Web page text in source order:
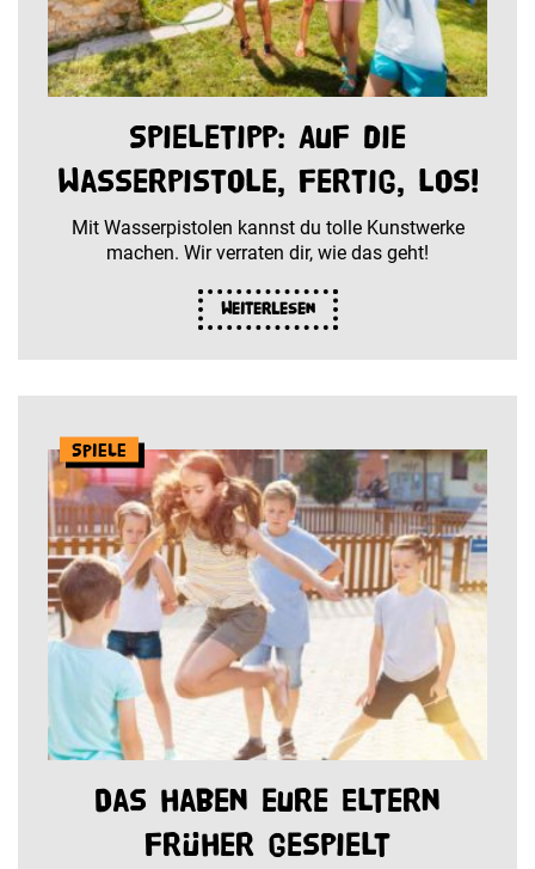
Spieletipp: Auf die
Wasserpistole, fertig, los!
Mit Wasserpistolen kannst du tolle Kunstwerke
machen. Wir verraten dir, wie das geht!
Weiterlesen
Spiele
Das haben eure Eltern
früher gespielt